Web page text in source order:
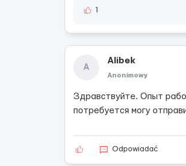
1
A
Alibek
Anonimowy
Здравствуйте. Опыт
потребуется могу
Odpowiadać